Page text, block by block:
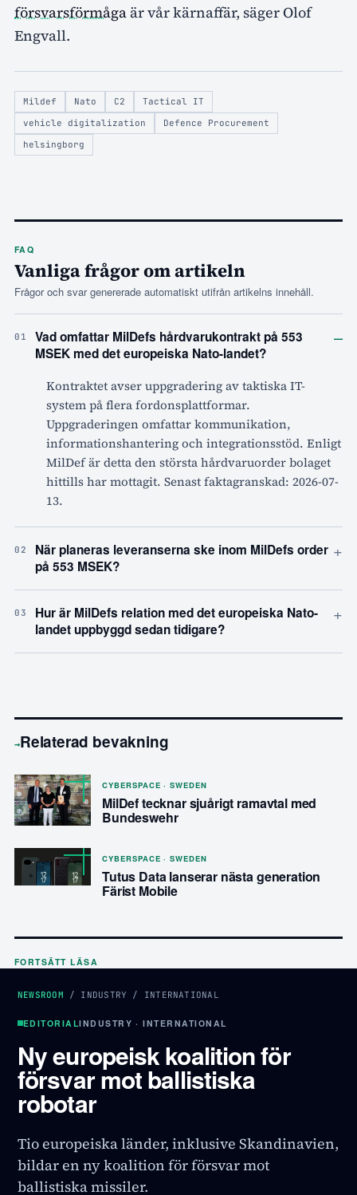
försvarsförmåga är vår kärnaffär, säger Olof
Engvall.
Mildef Nato C2
Tactical IT
vehicle digitalization
Defence Procurement
helsingborg
FAQ
Vanliga frågor om artikeln
Frågor och svar genererade automatiskt utifrån artikelns innehåll.
01
Vad omfattar MilDefs hårdvarukontrakt på 553
MSEK med det europeiska Nato-landet?
–
Kontraktet avser uppgradering av taktiska IT-
system på flera fordonsplattformar.
Uppgraderingen omfattar kommunikation,
informationshantering och integrationsstöd. Enligt
MilDef är detta den största hårdvaruorder bolaget
hittills har mottagit. Senast faktagranskad: 2026-07-
13.
02
När planeras leveranserna ske inom MilDefs order
på 553 MSEK?
+
03
Hur är MilDefs relation med det europeiska Nato-
landet uppbyggd sedan tidigare?
+
→Relaterad bevakning
CYBERSPACE · SWEDEN
MilDef tecknar sjuårigt ramavtal med
Bundeswehr
CYBERSPACE · SWEDEN
Tutus Data lanserar nästa generation
Färist Mobile
FORTSÄTT LÄSA
NEWSROOM / INDUSTRY / INTERNATIONAL
EDITORIALINDUSTRY · INTERNATIONAL
Ny europeisk koalition för
försvar mot ballistiska
robotar
Tio europeiska länder, inklusive Skandinavien,
bildar en ny koalition för försvar mot
ballistiska missiler.